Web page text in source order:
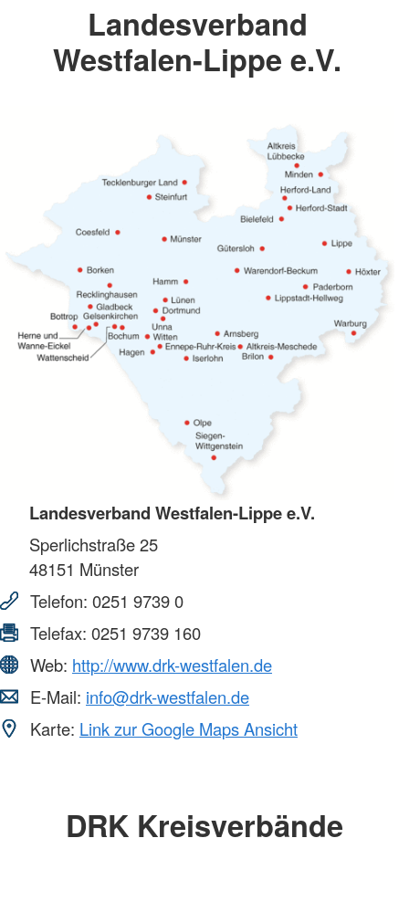
Landesverband
Westfalen-Lippe e.V.
Landesverband Westfalen-Lippe e.V.
Sperlichstraße 25
48151 Münster
Telefon: 0251 9739 0
Telefax: 0251 9739 160
Web: http://www.drk-westfalen.de
E-Mail: info@drk-westfalen.de
Karte: Link zur Google Maps Ansicht
DRK Kreisverbände